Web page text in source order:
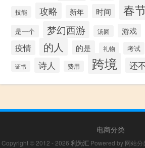
技能 攻略 新年 时间 春
是一个 梦幻西游 汤圆 游戏
疫情 的人 的是 礼物 考试
证书 诗人 费用 跨境 还
电商分类
Copyright © 2012 - 2026 利为汇 Powered by 网站分